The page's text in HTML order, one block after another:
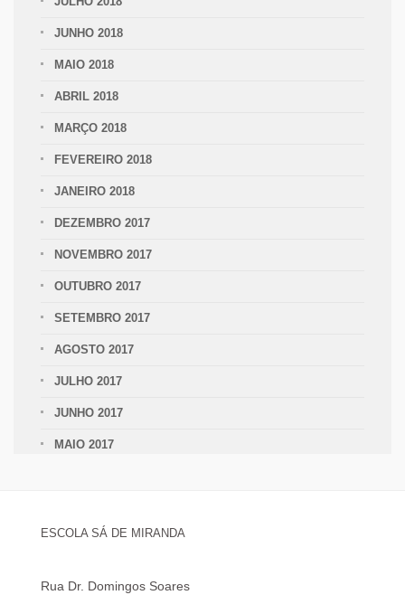
JUNHO 2018
MAIO 2018
ABRIL 2018
MARÇO 2018
FEVEREIRO 2018
JANEIRO 2018
DEZEMBRO 2017
NOVEMBRO 2017
OUTUBRO 2017
SETEMBRO 2017
AGOSTO 2017
JULHO 2017
JUNHO 2017
MAIO 2017
ESCOLA SÁ DE MIRANDA
Rua Dr. Domingos Soares